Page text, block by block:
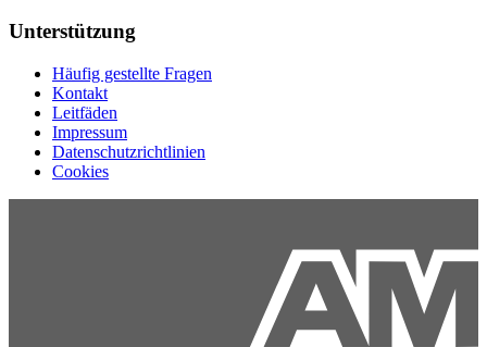
Unterstützung
Häufig gestellte Fragen
Kontakt
Leitfäden
Impressum
Datenschutzrichtlinien
Cookies